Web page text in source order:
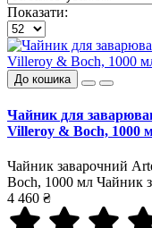
Показати:
До кошика
Чайник для
Villeroy & Boch, 1000
Чайник заварочний
Boch, 1000 мл Чайник
4 460 ₴